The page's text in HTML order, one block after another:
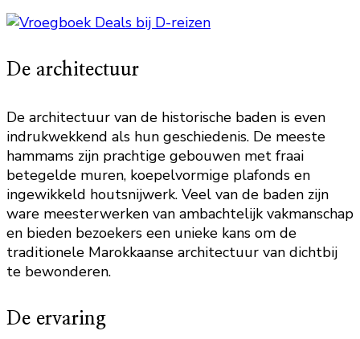
De architectuur
De architectuur van de historische baden is even
indrukwekkend als hun geschiedenis. De meeste
hammams zijn prachtige gebouwen met fraai
betegelde muren, koepelvormige plafonds en
ingewikkeld houtsnijwerk. Veel van de baden zijn
ware meesterwerken van ambachtelijk vakmanschap
en bieden bezoekers een unieke kans om de
traditionele Marokkaanse architectuur van dichtbij
te bewonderen.
De ervaring